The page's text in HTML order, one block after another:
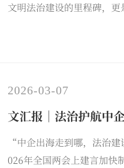
文明法治建设的里程碑，
2026-03-07
文汇报｜法治护航中
“中企出海走到哪，法治
026年全国两会上建言加快